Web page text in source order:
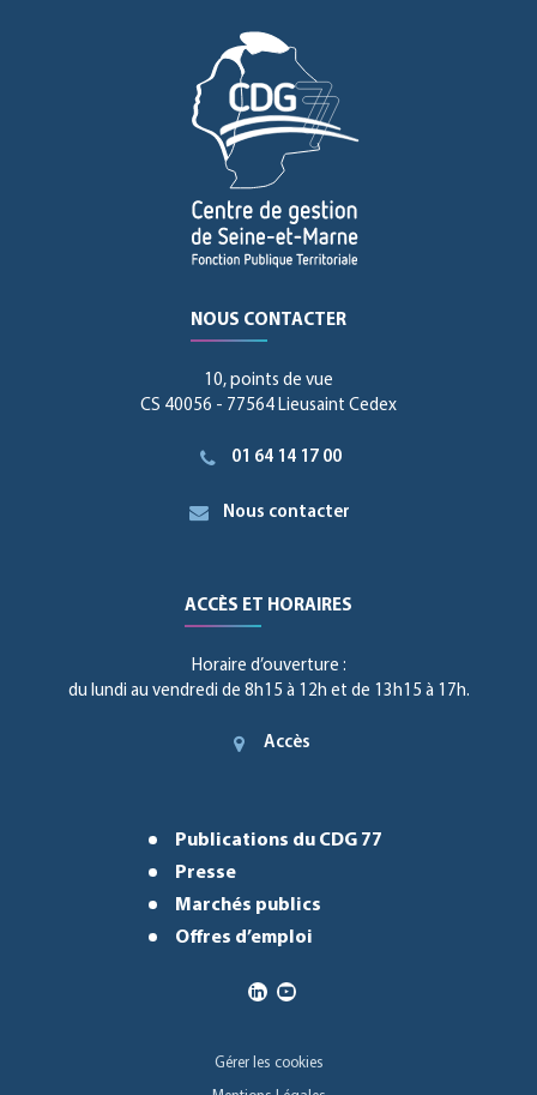
NOUS CONTACTER
10, points de vue
CS 40056 - 77564 Lieusaint Cedex
01 64 14 17 00
Nous contacter
ACCÈS ET HORAIRES
Horaire d’ouverture :
du lundi au vendredi de 8h15 à 12h et de 13h15 à 17h.
Accès
Publications du CDG 77
Presse
Marchés publics
Offres d’emploi
Gérer les cookies